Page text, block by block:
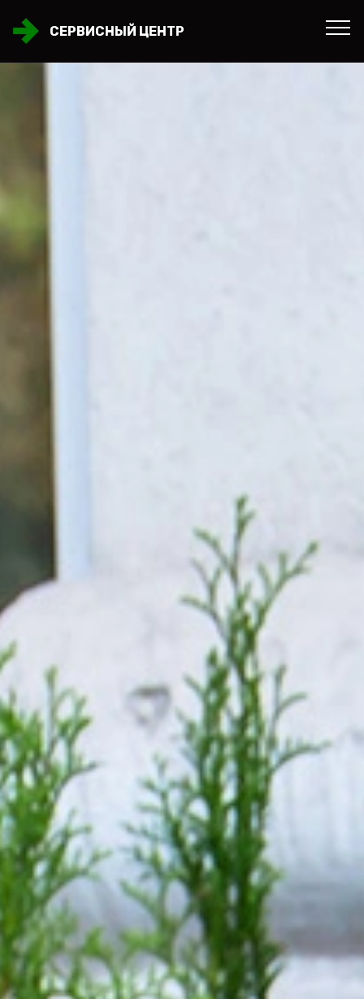
СЕРВИСНЫЙ ЦЕНТР